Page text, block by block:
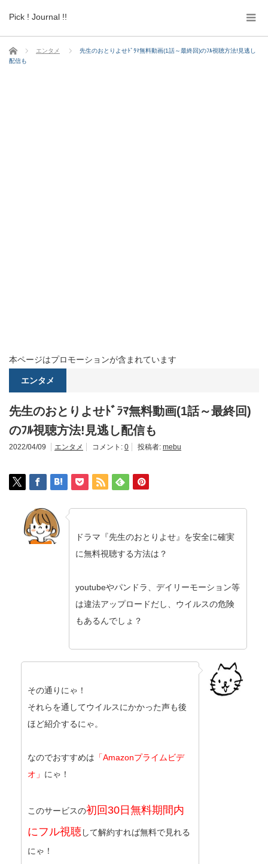
Pick ! Journal !!
ホーム エンタメ
先生のおとりよせﾄﾞﾗﾏ無料動画(1話～最終回)のﾌﾙ視聴方法!見逃し
配信も
本ページはプロモーションが含まれています
エンタメ
先生のおとりよせﾄﾞﾗﾏ無料動画(1話～最終回)
のﾌﾙ視聴方法!見逃し配信も
2022/04/09 エンタメ コメント: 0 投稿者: mebu
ドラマ『先生のおとりよせ』を安全に確実
に無料視聴する方法は？
youtubeやパンドラ、デイリーモーション等
は違法アップロードだし、ウイルスの危険
もあるんでしょ？
その通りにゃ！
それらを通してウイルスにかかった声も後
ほど紹介するにゃ。
なのでおすすめは 「Amazonプライムビデ
オ」 にゃ！
このサービスの初回30日無料期間内
にフル視聴して解約すれば無料で見れる
にゃ！